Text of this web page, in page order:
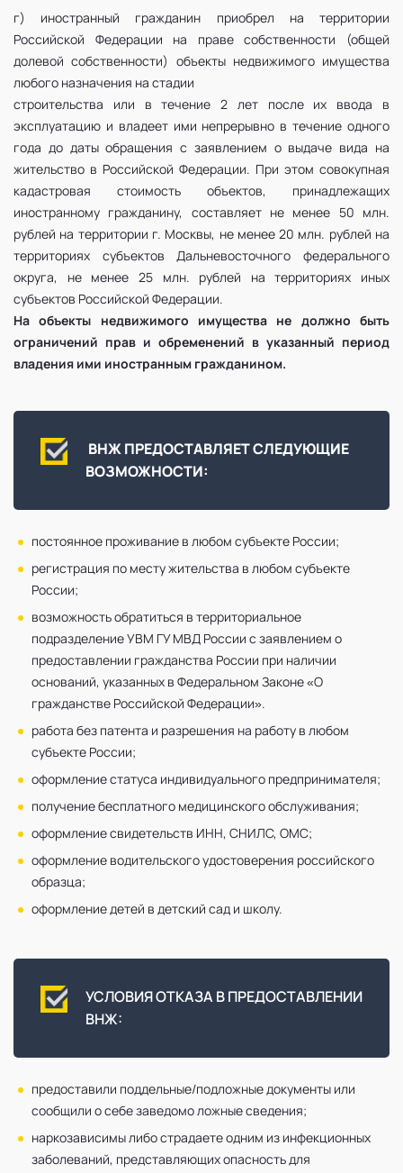
г) иностранный гражданин приобрел на территории
Российской Федерации на праве собственности (общей
долевой собственности) объекты недвижимого имущества
любого назначения на стадии
строительства или в течение 2 лет после их ввода в
эксплуатацию и владеет ими непрерывно в течение одного
года до даты обращения с заявлением о выдаче вида на
жительство в Российской Федерации. При этом совокупная
кадастровая стоимость объектов, принадлежащих
иностранному гражданину, составляет не менее 50 млн.
рублей на территории г. Москвы, не менее 20 млн. рублей на
территориях субъектов Дальневосточного федерального
округа, не менее 25 млн. рублей на территориях иных
субъектов Российской Федерации.
На объекты недвижимого имущества не должно быть
ограничений прав и обременений в указанный период
владения ими иностранным гражданином.
ВНЖ ПРЕДОСТАВЛЯЕТ СЛЕДУЮЩИЕ
ВОЗМОЖНОСТИ:
постоянное проживание в любом субъекте России;
регистрация по месту жительства в любом субъекте
России;
возможность обратиться в территориальное
подразделение УВМ ГУ МВД России с заявлением о
предоставлении гражданства России при наличии
оснований, указанных в Федеральном Законе «О
гражданстве Российской Федерации».
работа без патента и разрешения на работу в любом
субъекте России;
оформление статуса индивидуального предпринимателя;
получение бесплатного медицинского обслуживания;
оформление свидетельств ИНН, СНИЛС, ОМС;
оформление водительского удостоверения российского
образца;
оформление детей в детский сад и школу.
УСЛОВИЯ ОТКАЗА В ПРЕДОСТАВЛЕНИИ
ВНЖ:
предоставили поддельные/подложные документы или
сообщили о себе заведомо ложные сведения;
наркозависимы либо страдаете одним из инфекционных
заболеваний, представляющих опасность для